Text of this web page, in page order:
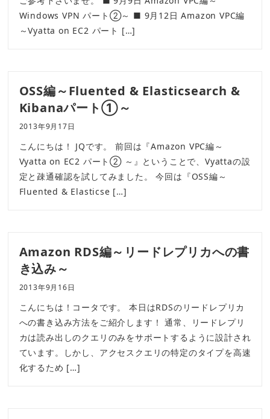
Windows VPN パート②～ ■ 9月12日 Amazon VPC編
～Vyatta on EC2 パート […]
OSS編～Fluented & Elasticsearch &
Kibanaパート①～
2013年9月17日
こんにちは！ JQです。 前回は『Amazon VPC編～
Vyatta on EC2 パート② ～』ということで、Vyattaの設
定と疎通確認を試してみました。 今回は『OSS編～
Fluented & Elasticse […]
Amazon RDS編～リードレプリカへの書
き込み～
2013年9月16日
こんにちは！コータです。 本日はRDSのリードレプリカ
への書き込み方法をご紹介します！ 通常、リードレプリ
カは読み出しのクエリのみをサポートするように設計され
ています。しかし、アクセスクエリの特定のタイプを高速
化するため […]